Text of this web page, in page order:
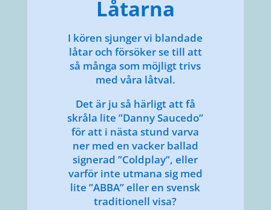
Låtarna
I kören sjunger vi blandade
låtar och försöker se till att
så många som möjligt trivs
med våra låtval.
Det är ju så härligt att få
skråla lite ”Danny Saucedo”
för att i nästa stund varva
ner med en vacker ballad
signerad ”Coldplay”, eller
varför inte utmana sig med
lite ”ABBA” eller en svensk
traditionell visa?